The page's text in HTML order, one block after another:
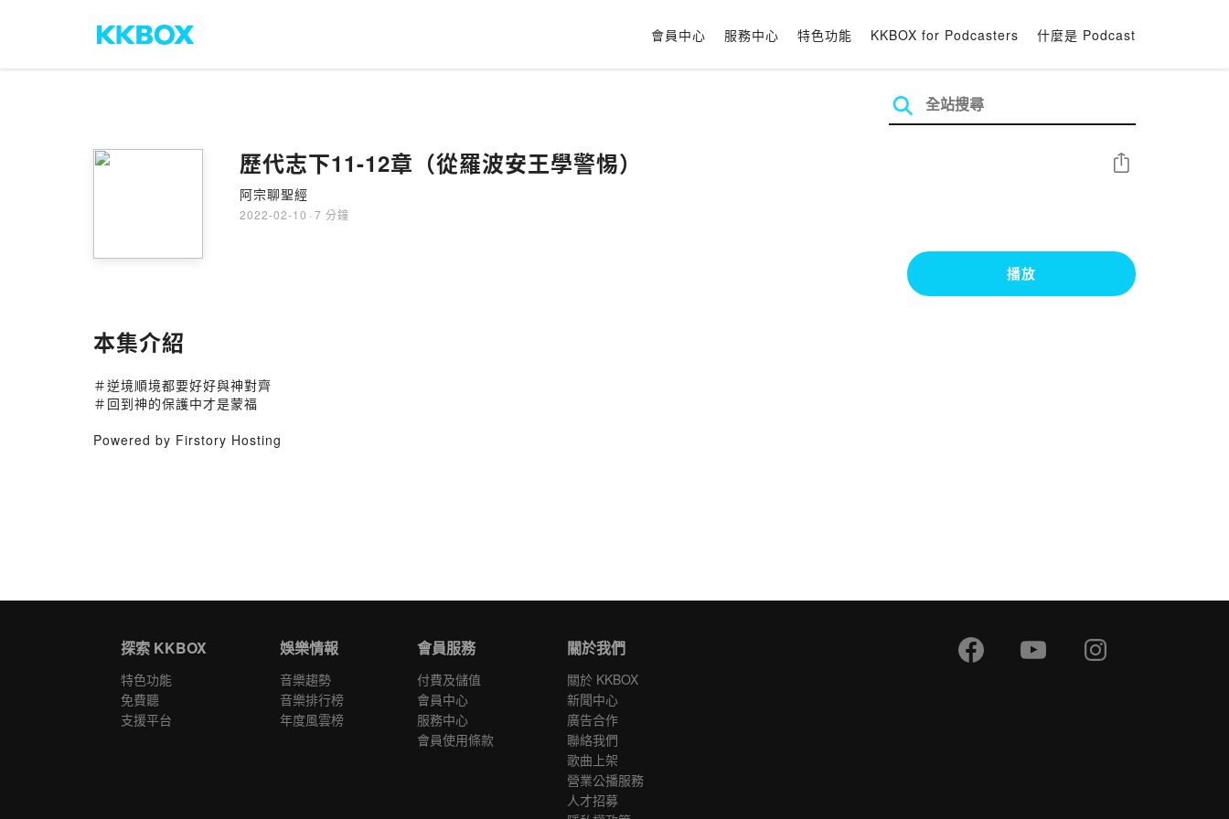
會員中心 服務中心 特色功能 KKBOX for Podcasters 什麼是 Podcast
歷代志下11-12章（從羅波安王學警惕）
阿宗聊聖經
2022-02-10 · 7 分鐘
分享
播放
本集介紹
＃逆境順境都要好好與神對齊
＃回到神的保護中才是蒙福
Powered by Firstory Hosting
探索 KKBOX
特色功能
免費聽
支援平台
娛樂情報
音樂趨勢
音樂排行榜
年度風雲榜
會員服務
付費及儲值
會員中心
服務中心
會員使用條款
關於我們
關於 KKBOX
新聞中心
廣告合作
聯絡我們
歌曲上架
營業公播服務
人才招募